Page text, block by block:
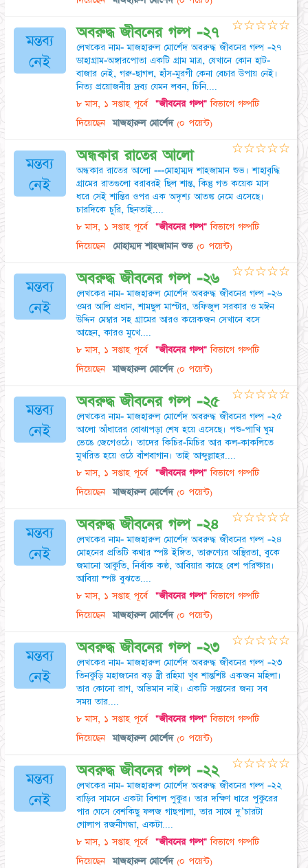
মন্তব্য
নেই
অবরুদ্ধ জীবনের গল্প -২৭
লেখকের নাম- মাজহারুল মোর্শেদ অবরুদ্ধ জীবনের গল্প -২৭
ডাহাগ্রাম-অঙ্গারপোতা একটি গ্রাম মাত্র, যেখানে কোন হাট-
বাজার নেই, গরু-ছাগল, হাঁস-মুরগী কেনা বেচার উপায় নেই।
নিত্য প্রয়োজনীয় দ্রব্য যেমন লবন, চিনি....
৮ মাস, ১ সপ্তাহ পূর্বে "জীবনের গল্প"বিভাগে গল্পটি
দিয়েছেন
মাজহারুল মোর্শেদ(০ পয়েন্ট)
☆☆☆☆☆
মন্তব্য
নেই
অন্ধকার রাতের আলো
অন্ধকার রাতের আলো ---মোহাম্মদ শাহজামান শুভ। শাহাবৃদ্ধি
গ্রামের রাতগুলো বরাবরই ছিল শান্ত, কিন্তু গত কয়েক মাস
ধরে সেই শান্তির ওপর এক অদৃশ্য আতঙ্ক নেমে এসেছে।
চারদিকে চুরি, ছিনতাই....
৮ মাস, ১ সপ্তাহ পূর্বে "জীবনের গল্প"বিভাগে গল্পটি
দিয়েছেন
মোহাম্মদ শাহজামান শুভ (০ পয়েন্ট)
☆☆☆☆☆
মন্তব্য
নেই
অবরুদ্ধ জীবনের গল্প -২৬
লেখকের নাম- মাজহারুল মোর্শেদ অবরুদ্ধ জীবনের গল্প -২৬
ওমর আলি প্রধান, শামছুল মাস্টার, তফিজুল সরকার ও মঈন
উদ্দিন মেম্বার সহ গ্রামের আরও কয়েকজন সেখানে বসে
আছেন, কারও মুখে....
৮ মাস, ১ সপ্তাহ পূর্বে "জীবনের গল্প"বিভাগে গল্পটি
দিয়েছেন
মাজহারুল মোর্শেদ(০ পয়েন্ট)
☆☆☆☆☆
মন্তব্য
নেই
অবরুদ্ধ জীবনের গল্প -২৫
লেখকের নাম- মাজহারুল মোর্শেদ অবরুদ্ধ জীবনের গল্প -২৫
আলো আঁধারের বোঝাপড়া শেষ হয়ে এসেছে। পশু-পাখি ঘুম
ভেঙে জেগেওঠে। তাদের কিচির-মিচির আর কল-কাকলিতে
মুখরিত হয়ে ওঠে বাঁশবাগান। তাই আব্দুল্লাহর....
৮ মাস, ১ সপ্তাহ পূর্বে "জীবনের গল্প"বিভাগে গল্পটি
দিয়েছেন
মাজহারুল মোর্শেদ(০ পয়েন্ট)
☆☆☆☆☆
মন্তব্য
নেই
অবরুদ্ধ জীবনের গল্প -২৪
লেখকের নাম- মাজহারুল মোর্শেদ অবরুদ্ধ জীবনের গল্প -২৪
মোহনের প্রতিটি কথার স্পষ্ট ইঙ্গিত, তারুণ্যের অস্থিরতা, বুকে
জমানো আকুতি, নির্বাক কণ্ঠ, আবিয়ার কাছে বেশ পরিষ্কার।
আবিয়া স্পষ্ট বুঝতে....
৮ মাস, ১ সপ্তাহ পূর্বে "জীবনের গল্প"বিভাগে গল্পটি
দিয়েছেন
মাজহারুল মোর্শেদ(০ পয়েন্ট)
☆☆☆☆☆
মন্তব্য
নেই
অবরুদ্ধ জীবনের গল্প -২৩
লেখকের নাম- মাজহারুল মোর্শেদ অবরুদ্ধ জীবনের গল্প -২৩
তিনকুড়ি মহাজনের বড় স্ত্রী রহিমা খুব শান্তশিষ্ট একজন মহিলা।
তার কোনো রাগ, অভিমান নাই। একটি সন্তানের জন্য সব
সময় তার....
৮ মাস, ১ সপ্তাহ পূর্বে "জীবনের গল্প"বিভাগে গল্পটি
দিয়েছেন
মাজহারুল মোর্শেদ(০ পয়েন্ট)
☆☆☆☆☆
মন্তব্য
নেই
অবরুদ্ধ জীবনের গল্প -২২
লেখকের নাম- মাজহারুল মোর্শেদ অবরুদ্ধ জীবনের গল্প -২২
বাড়ির সামনে একটা বিশাল পুকুর। তার দক্ষিণ ধারে পুকুরের
পার ঘেসে বেশকিছু ফলজ গাছপালা, তার সাথে দু’চারটা
গোলাপ রজনীগন্ধা, একটা....
৮ মাস, ১ সপ্তাহ পূর্বে "জীবনের গল্প"বিভাগে গল্পটি
দিয়েছেন
মাজহারুল মোর্শেদ(০ পয়েন্ট)
☆☆☆☆☆